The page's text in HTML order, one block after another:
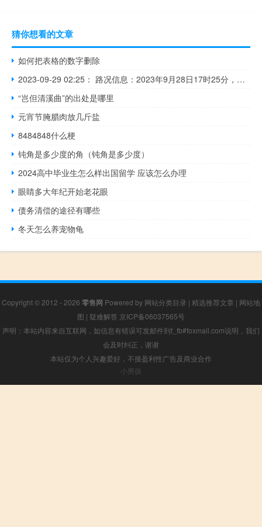
猜你想看的文章
如何把表格的数字删除
2023-09-29 02:25： 路况信息：2023年9月28日17时25分，泉南高速衡炎段云阳山隧道内K693处东往西因车流量大造成交通通行缓慢，至29日2时20分已恢复正常通行。Sa85Za ​​​
“岂但清溪曲”的出处是哪里
元宵节腌腊肉放几斤盐
8484848什么梗
钝角是多少度的角（钝角是多少度）
2024高中毕业生怎么样出国留学 应该怎么办理
眼睛多大年纪开始老花眼
债务清偿的途径有哪些
冬天怎么养宠物龟
Copyright © 2012 - 2026 零售网 Powered by 网站分类目录 | 精选推荐文章 | 网站地
图 | 疑难解答 京ICP备06037565号
声明：本站内容来自互联网，如信息有错误可发邮件到f_fb#foxmail.com说明，我们
会及时纠正，谢谢
本站仅为个人兴趣爱好，不接盈利性广告及商业合作
小男孩